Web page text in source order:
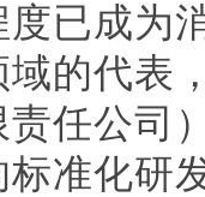
已成为
的代表
任公司
准化研